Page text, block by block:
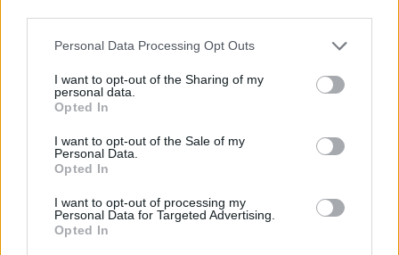
Please note that this website/app uses one or more Google
not limited to your visit or usage behaviour. You may click to
grant or deny consent to Google and its third-party tags to
use your data for below specified purposes in below Google
consent section.
Personal Data Processing Opt Outs
I want to opt-out of the Sharing of my
personal data.
Opted In
I want to opt-out of the Sale of my
Personal Data.
Opted In
I want to opt-out of processing my
Personal Data for Targeted Advertising.
Opted In
Ám ezek után a terapeuta arra kérte őket,
folytassák a jelenetet, Endre faggassa a
házasságáról Miklóst. Aki - ezt a terapeuta
aki többek között megromlott házassága
miatt vett részt a csoportterápiás
programban. Így várható volt, hogy a saját
házasságával kapcsolatba hozható
kérdéseket fogja feltenni.